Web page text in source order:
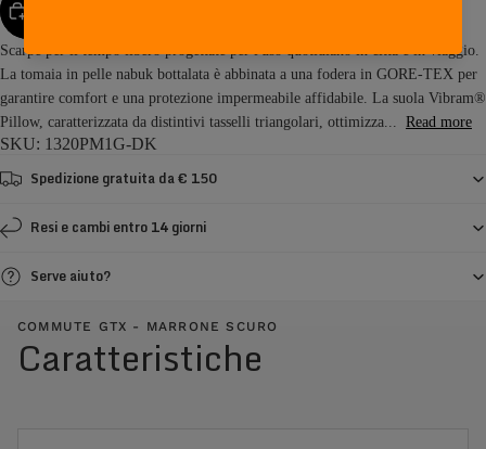
Scarpe per il tempo libero progettate per l'uso quotidiano in città e in viaggio.
La tomaia in pelle nabuk bottalata è abbinata a una fodera in GORE-TEX per
garantire comfort e una protezione impermeabile affidabile. La suola Vibram®
Pillow, caratterizzata da distintivi tasselli triangolari, ottimizza... Read more
SKU: 1320PM1G-DK
Spedizione gratuita da € 150
Resi e cambi entro 14 giorni
Serve aiuto?
COMMUTE GTX - MARRONE SCURO
Caratteristiche